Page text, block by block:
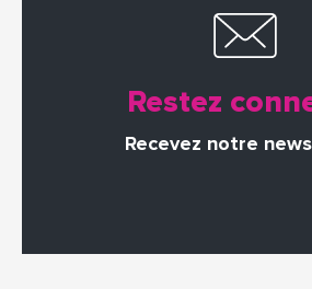
Restez
Recevez notre